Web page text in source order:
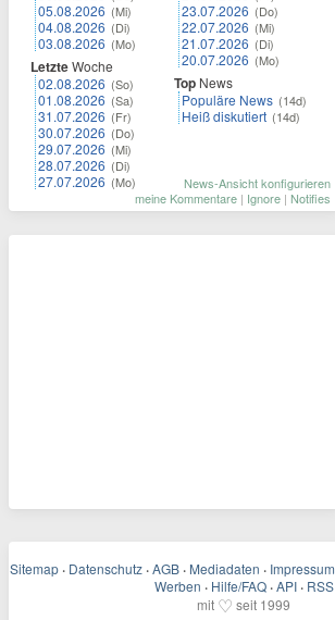
05.08.2026 (Mi)
04.08.2026 (Di)
03.08.2026 (Mo)
LetzteWoche
02.08.2026 (So)
01.08.2026 (Sa)
31.07.2026 (Fr)
30.07.2026 (Do)
29.07.2026 (Mi)
28.07.2026 (Di)
27.07.2026 (Mo)
23.07.2026 (Do)
22.07.2026 (Mi)
21.07.2026 (Di)
20.07.2026 (Mo)
Top News
Populäre News (14d)
Heiß diskutiert (14d)
News-Ansicht konfigurieren
meine Kommentare | Ignore | Notifies
Sitemap · Datenschutz · AGB · Mediadaten · Impressum
Werben · Hilfe/FAQ · API · RSS
mit ♡ seit 1999